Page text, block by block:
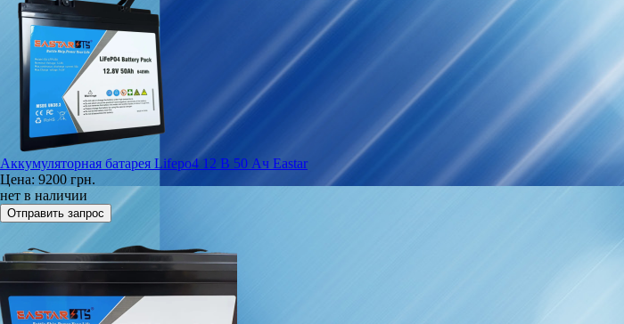
Аккумуляторная батарея Lifepo4 12 В 50 Ач Eastar
Цена: 9200 грн.
нет в наличии